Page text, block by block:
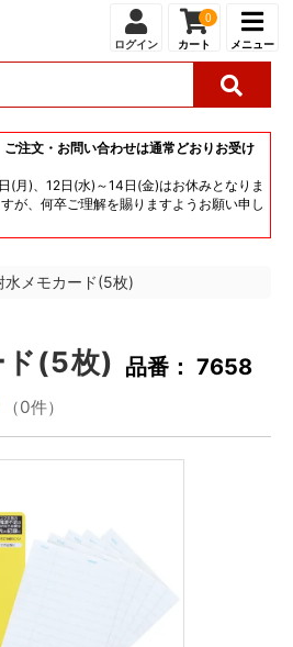
ログイン
0
カート メニュー
ご注文・お問い合わせは通常どおりお受け
(月)、12日(水)～14日(金)はお休みとなりま
が、何卒ご理解を賜りますようお願い申し
水メモカード(5枚)
ド(5枚) 品番： 7658
（0件）